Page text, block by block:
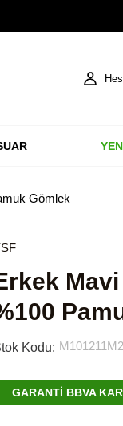
Gömlek
Kodu:
GARANTİ BBVA